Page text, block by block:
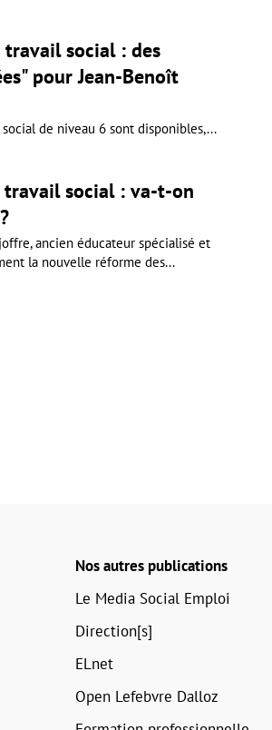
travail social : des
pour Jean-Benoît
de niveau 6 sont disponibles,...
travail social : va-t-on
ancien éducateur spécialisé et
la nouvelle réforme des...
Nos autres publications
Le Media Social Emploi
Direction[s]
ELnet
Open Lefebvre Dalloz